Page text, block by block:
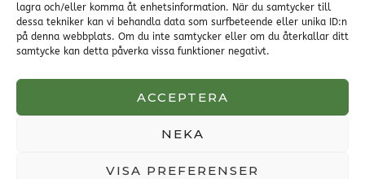
lagra och/eller komma åt enhetsinformation. När du samtycker till
dessa tekniker kan vi behandla data som surfbeteende eller unika ID:n
på denna webbplats. Om du inte samtycker eller om du återkallar ditt
samtycke kan detta påverka vissa funktioner negativt.
ACCEPTERA
NEKA
VISA PREFERENSER
Trädgårdsblogg Green Spaces
Kontakt
Om Green Spaces